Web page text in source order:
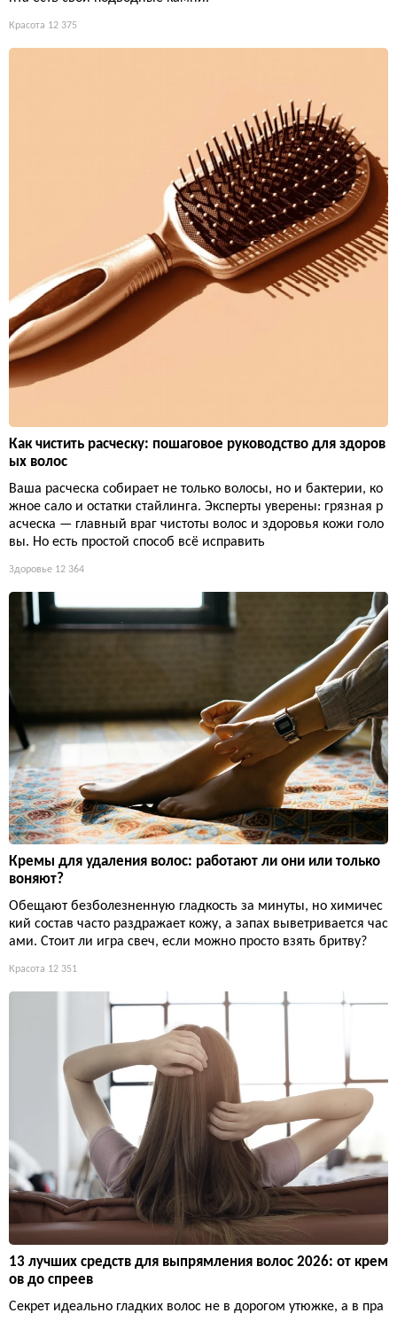
Красота 12 375
Как чистить расческу: пошаговое руководство для здоров
ых волос
Ваша расческа собирает не только волосы, но и бактерии, ко
жное сало и остатки стайлинга. Эксперты уверены: грязная р
асческа — главный враг чистоты волос и здоровья кожи голо
вы. Но есть простой способ всё исправить
Здоровье 12 364
Кремы для удаления волос: работают ли они или только
воняют?
Обещают безболезненную гладкость за минуты, но химичес
кий состав часто раздражает кожу, а запах выветривается час
ами. Стоит ли игра свеч, если можно просто взять бритву?
Красота 12 351
13 лучших средств для выпрямления волос 2026: от крем
ов до спреев
Секрет идеально гладких волос не в дорогом утюжке, а в пра